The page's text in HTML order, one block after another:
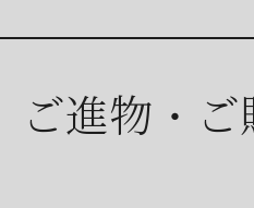
ご進物・